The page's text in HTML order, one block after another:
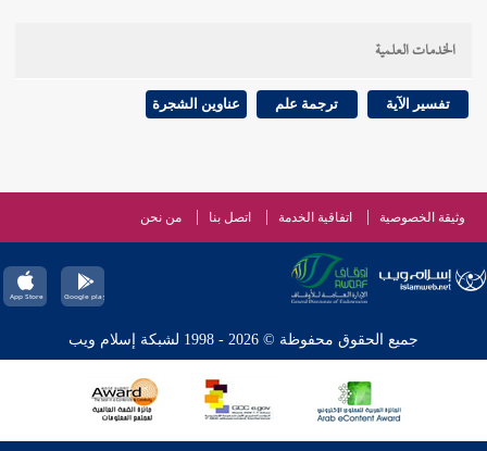
الخدمات العلمية
تفسير الآية ترجمة علم عناوين الشجرة
وثيقة الخصوصية اتفاقية الخدمة اتصل بنا من نحن
جميع الحقوق محفوظة © 2026 - 1998 لشبكة إسلام ويب